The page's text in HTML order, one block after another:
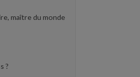
maître du monde
?